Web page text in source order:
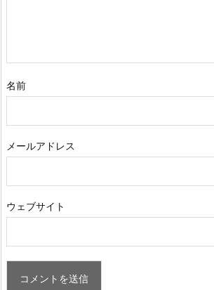
名前
メールアドレス
ウェブサイト